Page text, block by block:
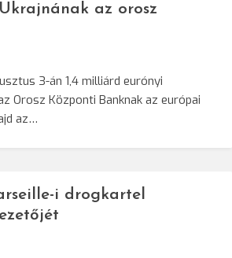
az orosz
3-án 1,4 milliárd eurónyi
Orosz Központi Banknak az európai
az…
i drogkartel